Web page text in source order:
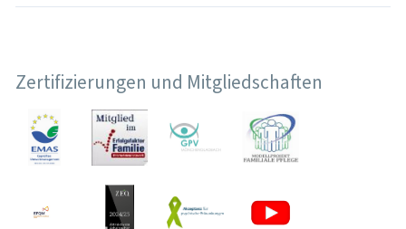
Zertifizierungen und Mitgliedschaften